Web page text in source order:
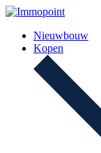
Nieuwbouw
Kopen